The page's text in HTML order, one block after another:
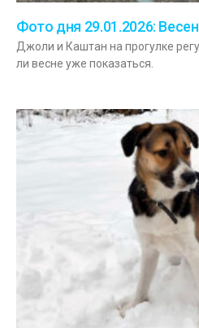
Фото дня 29.01.2026:
Джоли и Каштан на прогулке
ли весне уже показаться.